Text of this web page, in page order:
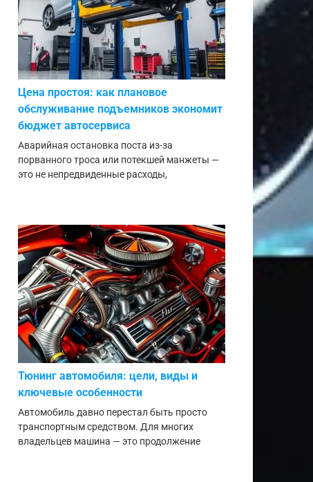
Цена простоя: как плановое
обслуживание подъемников экономит
бюджет автосервиса
Аварийная остановка поста из-за
порванного троса или потекшей манжеты —
это не непредвиденные расходы,
Тюнинг автомобиля: цели, виды и
ключевые особенности
Автомобиль давно перестал быть просто
транспортным средством. Для многих
владельцев машина — это продолжение